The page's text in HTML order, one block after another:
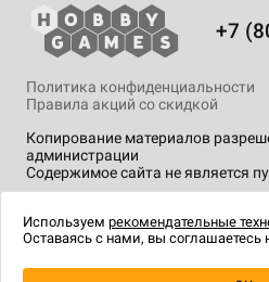
+7
Копирование материалов
администрации
Содержимое сайта не является
Политика конфиденциальности
Правила акций со скидкой
технологии .
Используем рекомендательные
Оставаясь с нами, вы соглашаетесь